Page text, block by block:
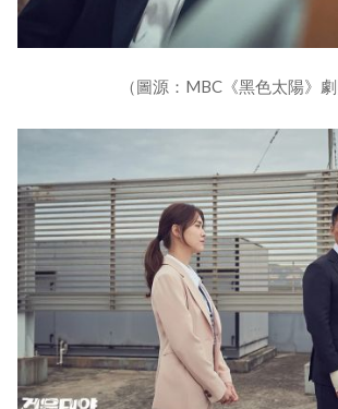
（圖源：MBC《黑色太陽》劇